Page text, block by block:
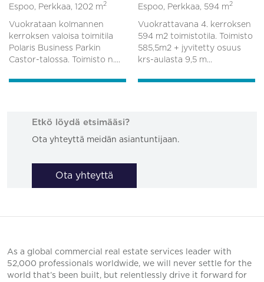
Espoo, Perkkaa, 1202 m2
Vuokrataan kolmannen
kerroksen valoisa toimitila
Polaris Business Parkin
Castor-talossa. Toimisto n....
Espoo, Perkkaa, 594 m2
Vuokrattavana 4. kerroksen
594 m2 toimistotila. Toimisto
585,5m2 + jyvitetty osuus
krs-aulasta 9,5 m...
Etkö löydä etsimääsi?
Ota yhteyttä meidän asiantuntijaan.
Ota yhteyttä
As a global commercial real estate services leader with
52,000 professionals worldwide, we will never settle for the
world that’s been built, but relentlessly drive it forward for